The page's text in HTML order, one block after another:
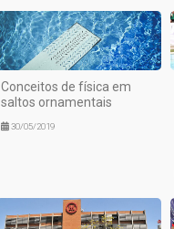
Conceitos de física em
saltos ornamentais
30/05/2019